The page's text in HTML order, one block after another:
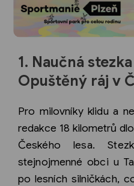
1. Naučná
Opuštěný ráj v
Pro milovníky klidu a
redakce 18 kilometrů
Českého lesa.
stejnojmenné obci u
po lesních silničkách,